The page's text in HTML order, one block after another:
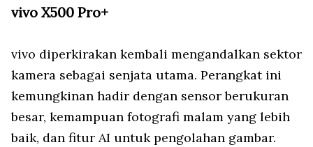
vivo X500 Pro+
vivo diperkirakan kembali mengandalkan sektor
kamera sebagai senjata utama. Perangkat ini
kemungkinan hadir dengan sensor berukuran
besar, kemampuan fotografi malam yang lebih
baik, dan fitur AI untuk pengolahan gambar.